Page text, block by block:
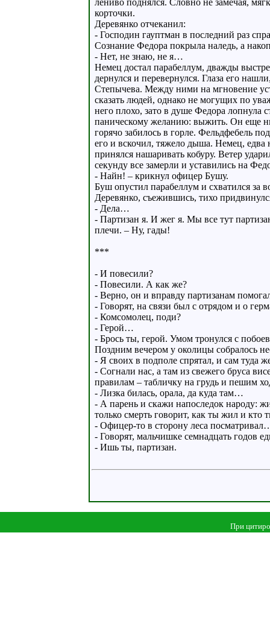
лениво поднялся. Словно не замечая,
корточки.
Деревянко отчеканил:
- Господин гауптман в последний раз
Сознание Федора покрыла наледь, а
- Нет, не знаю, не я…
Немец достал парабеллум, дважды
дернулся и перевернулся. Глаза его
Степычева. Между ними на мгновение
сказать людей, однако не могущих по
него плохо, зато в душе Федора лопнула
паническому желанию: выжить. Он еще
горячо забилось в горле. Фельдфебель
его и вскочил, тяжело дыша. Немец, едва
принялся нашаривать кобуру. Ветер
секунду все замерли и уставились на
- Найн! – крикнул офицер Бушу.
Буш опустил парабеллум и схватился за
Деревянко, съежившись, тихо
- Дела…
- Партизан я. И жег я. Мы все тут
плечи. – Ну, гады!
***
- И повесили?
- Повесили. А как же?
- Верно, он и вправду партизанам
- Говорят, на связи был с отрядом и о
- Комсомолец, поди?
- Герой…
- Брось ты, герой. Умом тронулся с
Поздним вечером у околицы собралось
- Я своих в подполе спрятал, и сам туда
- Согнали нас, а там из свежего бруса
правилам – табличку на грудь и пешим
- Лизка билась, орала, да куда там…
- А парень и скажи напоследок народу:
только смерть говорит, как ты жил и кто
- Офицер-то в сторону леса
- Говорят, мальчишке семнадцать годов
- Ишь ты, партизан.
При